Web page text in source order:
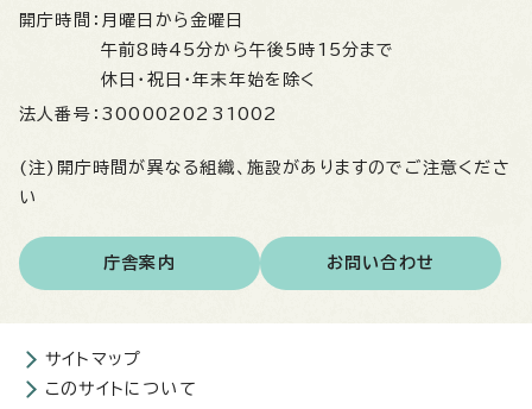
開庁時間： 月曜日から金曜日
午前8時45分から午後5時15分まで
休日・祝日・年末年始を除く
法人番号： 3000020231002
(注)開庁時間が異なる組織、施設がありますのでご注意くださ
い
庁舎案内 お問い合わせ
サイトマップ
このサイトについて